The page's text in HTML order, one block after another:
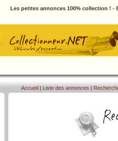
Les petites annonces 100% collection ! -
Accueil | Liste des annonces |